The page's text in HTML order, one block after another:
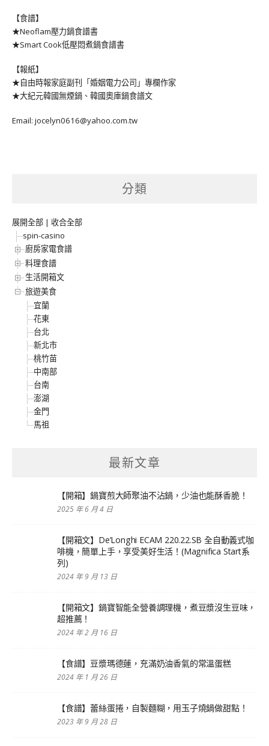
【食譜】
★Neoflam壓力鍋食譜書
★Smart Cook低壓悶煮鍋食譜書
【報紙】
★自由時報家庭副刊「婚姻電力公司」專欄作家
★大紀元韓國無煙鍋、韓國奧庫鍋食譜文
Email: jocelyn0616@yahoo.com.tw
分類
展開全部 | 收合全部
spin-casino
廚房家電食譜
料理食譜
生活開箱文
旅遊美食
宜蘭
花東
台北
新北市
桃竹苗
中南部
台南
澎湖
金門
馬祖
最新文章
【開箱】鍋寶煎大師聚油不沾鍋，少油也能酥香脆！
2025 年 6 月 4 日
【開箱文】De’Longhi ECAM 220.22.SB 全自動義式咖
啡機，簡單上手，享受美好生活！(Magnifica Start系
列)
2024 年 9 月 13 日
【開箱文】鍋寶智能全營養調理機，煮豆漿沒生豆味，
超推薦！
2024 年 2 月 16 日
【食譜】豆漿瑪德蓮，充滿奶油香氣的常溫蛋糕
2024 年 1 月 26 日
【食譜】蕾絲蛋捲，自製麵糊，用玉子燒鍋做甜點！
2023 年 9 月 28 日